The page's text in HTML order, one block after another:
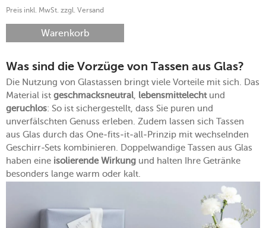
Preis inkl. MwSt. zzgl. Versand
Warenkorb
Was sind die Vorzüge von Tassen aus Glas?
Die Nutzung von Glastassen bringt viele Vorteile mit sich. Das
Material ist geschmacksneutral, lebensmittelechtund
geruchlos: So ist sichergestellt, dass Sie puren und
unverfälschten Genuss erleben. Zudem lassen sich Tassen
aus Glas durch das One-fits-it-all-Prinzip mit wechselnden
Geschirr-Sets kombinieren. Doppelwandige Tassen aus Glas
haben eine isolierende Wirkung und halten Ihre Getränke
besonders lange warm oder kalt.